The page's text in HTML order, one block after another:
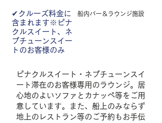
✔クルーズ料金に
含まれます※ピナ
クルスイート、ネ
プチューンスイー
トのお客様のみ
船内バー＆ ラウンジ施設
ピナクルスイート・ネプチューンスイ
ート滞在のお客様専用のラウンジ。居
心地のよいソファとカナッペ等をご用
意しています。また、船上のみならず
地上のレストラン等のご予約もお手伝